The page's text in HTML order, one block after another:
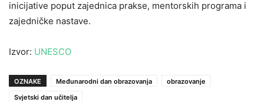
inicijative poput zajednica prakse, mentorskih programa i
zajedničke nastave.
Izvor: UNESCO
OZNAKE Međunarodni dan obrazovanja
obrazovanje
Svjetski dan učitelja